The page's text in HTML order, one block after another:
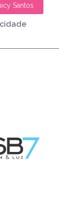
Santos